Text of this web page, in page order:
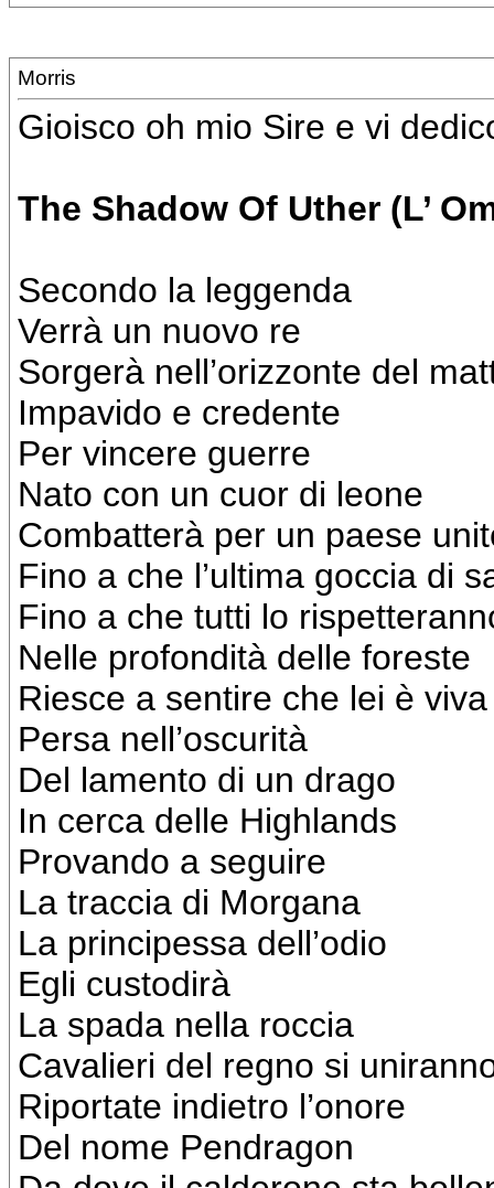
Morris
Gioisco oh mio Sire e vi
The Shadow Of Uther (L’
Secondo la leggenda
Verrà un nuovo re
Sorgerà nell’orizzonte del
Impavido e credente
Per vincere guerre
Nato con un cuor di leone
Combatterà per un paese
Fino a che l’ultima goccia di
Fino a che tutti lo
Nelle profondità delle foreste
Riesce a sentire che lei è viva
Persa nell’oscurità
Del lamento di un drago
In cerca delle Highlands
Provando a seguire
La traccia di Morgana
La principessa dell’odio
Egli custodirà
La spada nella roccia
Cavalieri del regno si
Riportate indietro l’onore
Del nome Pendragon